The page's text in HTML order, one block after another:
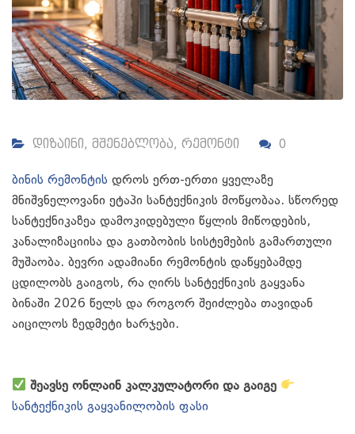
დიზაინი, მშენებლობა, რემონტი 0
ბინის რემონტის დროს ერთ-ერთი ყველაზე
მნიშვნელოვანი ეტაპი სანტექნიკის მოწყობაა. სწორედ
სანტექნიკაზეა დამოკიდებული წყლის მიწოდების,
კანალიზაციისა და გათბობის სისტემების გამართული
მუშაობა. ბევრი ადამიანი რემონტის დაწყებამდე
ცდილობს გაიგოს, რა ღირს სანტექნიკის გაყვანა
ბინაში 2026 წელს და როგორ შეიძლება თავიდან
აიცილოს ზედმეტი ხარჯები.
შეავსე ონლაინ კალკულატორი და გაიგე
სანტექნიკის გაყვანილობის ფასი